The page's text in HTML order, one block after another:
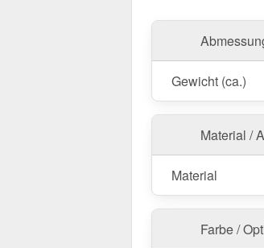
Gewicht (ca.)
Material /
Material
Farbe /